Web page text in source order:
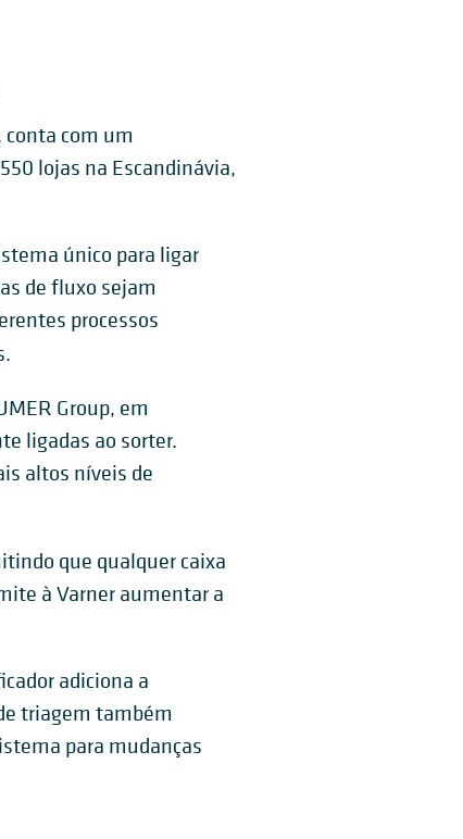
conta com um
lojas na Escandinávia,
único para ligar
de fluxo sejam
processos
Group, em
ligadas ao sorter.
altos níveis de
que qualquer caixa
à Varner aumentar a
adiciona a
triagem também
para mudanças